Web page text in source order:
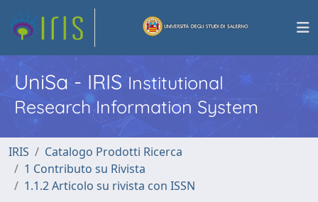
UniSa - IRISInstitutional
Research Information System
IRIS
Catalogo Prodotti Ricerca
1 Contributo su Rivista
1.1.2 Articolo su rivista con ISSN